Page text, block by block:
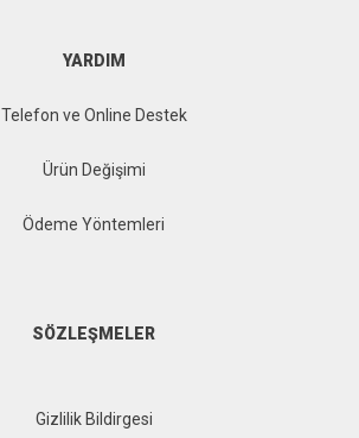
YARDIM
Telefon ve Online Destek
Ürün Değişimi
Ödeme Yöntemleri
SÖZLEŞMELER
Gizlilik Bildirgesi